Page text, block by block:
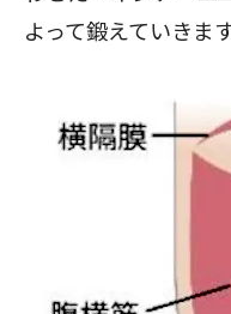
よって鍛えていきます